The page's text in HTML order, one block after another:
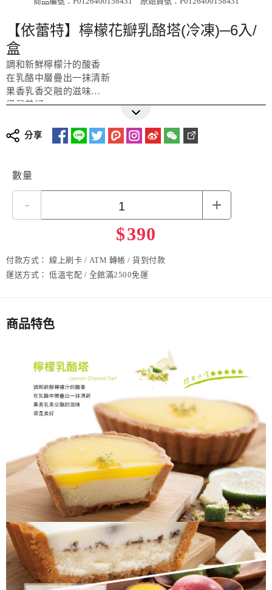
【依蕾特】檸檬花瓣乳酪塔(冷凍)─6入/
盒
調和新鮮檸檬汁的酸香
在乳酪中層疊出一抹清新
果香乳香交融的滋味
很是美好
更多詳細介紹
分享
數量
- +
$390
付款方式： 線上刷卡 / ATM 轉帳 / 貨到付款
運送方式： 低溫宅配 / 全館滿2500免運
商品特色